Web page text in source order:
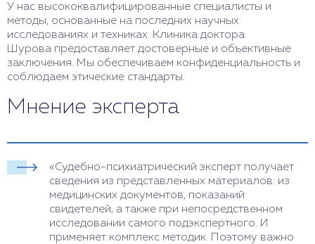
У нас высококвалифицированные специалисты и
методы, основанные на последних научных
исследованиях и техниках. Клиника доктора
Шурова предоставляет достоверные и объективные
заключения. Мы обеспечиваем конфиденциальность и
соблюдаем этические стандарты.
Мнение эксперта
«Судебно-психиатрический эксперт получает
сведения из представленных материалов: из
медицинских документов, показаний
свидетелей, а также при непосредственном
исследовании самого подэкспертного. И
применяет комплекс методик. Поэтому важно